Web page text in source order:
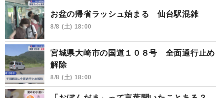
お盆の帰省ラッシュ始まる 仙台駅混雑
8/8 (土) 18:00
宮城県大崎市の国道１０８号 全面通行止め
解除
8/8 (土) 18:00